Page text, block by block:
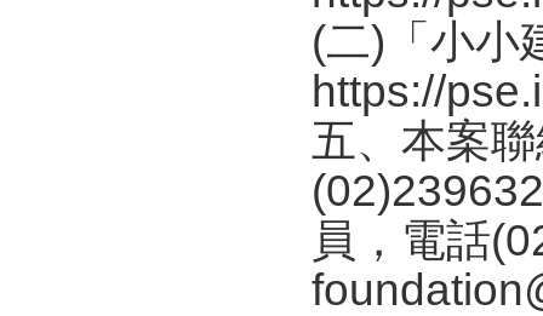
(二)「小小
https://
五、本案
員，電話